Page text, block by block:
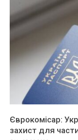
Єврокомісар:
захист для